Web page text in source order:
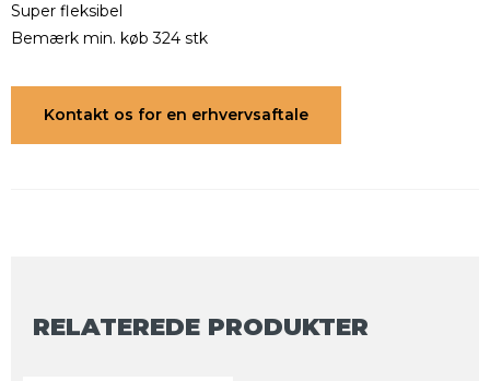
Super fleksibel
Bemærk min. køb 324 stk
Kontakt os for en erhvervsaftale
RELATEREDE PRODUKTER